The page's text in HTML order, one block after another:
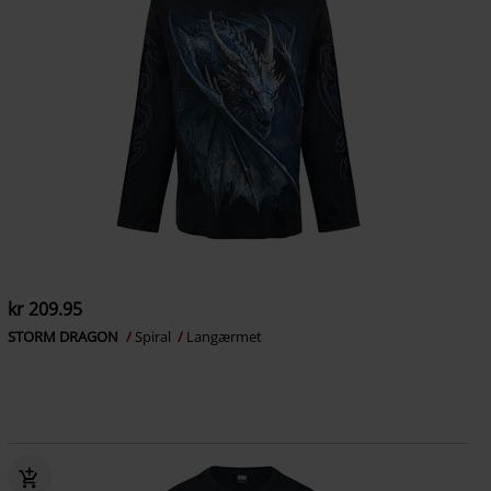
kr 209.95
STORM DRAGON Spiral Langærmet